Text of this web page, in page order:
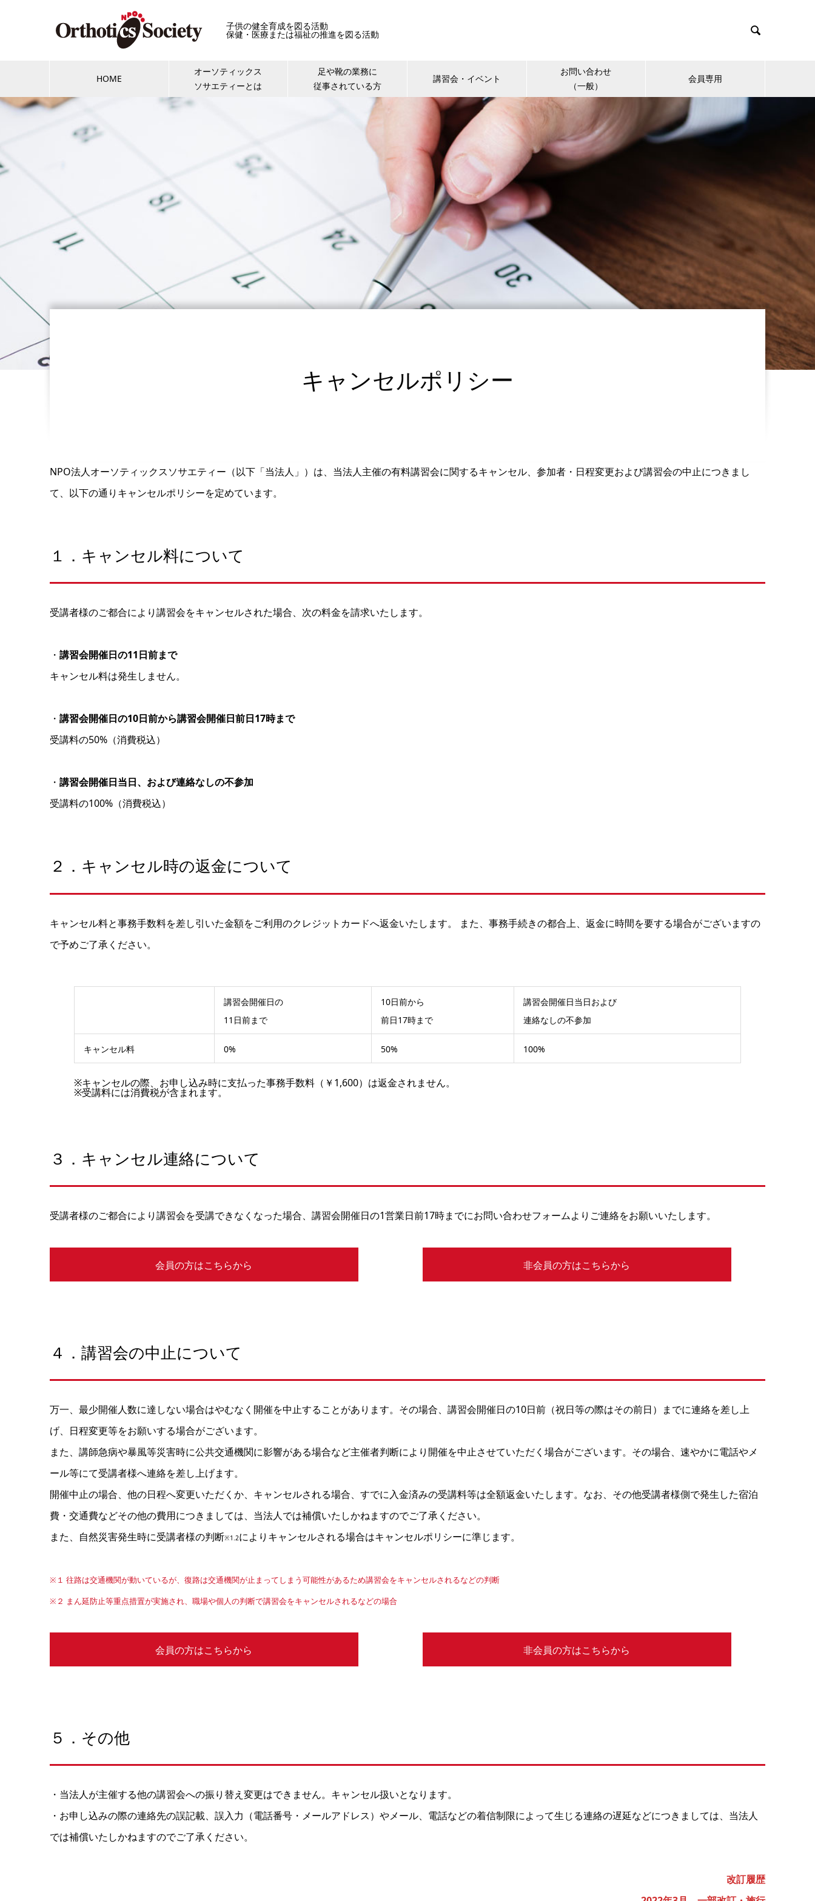
子供の健全育成を図る活動
保健・医療または福祉の推進を図る活動 
HOME
オーソティックス
ソサエティーとは
足や靴の業務に
従事されている方
講習会・イベント
お問い合わせ
（一般）
会員専用
キャンセルポリシー
NPO法人オーソティックスソサエティー（以下「当法人」）は、当法人主催の有料講習会に関するキャンセル、参加者・日程変更および講習会の中止につきまし
て、以下の通りキャンセルポリシーを定めています。
１．キャンセル料について
受講者様のご都合により講習会をキャンセルされた場合、次の料金を請求いたします。
・ 講習会開催日の11日前まで
キャンセル料は発生しません。
・ 講習会開催日の10日前から講習会開催日前日17時まで
受講料の50%（消費税込）
・ 講習会開催日当日、および連絡なしの不参加
受講料の100%（消費税込）
２．キャンセル時の返金について
キャンセル料と事務手数料を差し引いた金額をご利用のクレジットカードへ返金いたします。 また、事務手続きの都合上、返金に時間を要する場合がございますの
で予めご了承ください。
講習会開催日の
11日前まで
10日前から
前日17時まで
講習会開催日当日および
連絡なしの不参加
キャンセル料 0% 50% 100%
※キャンセルの際、お申し込み時に支払った事務手数料（￥1,600）は返金されません。
※受講料には消費税が含まれます。
３．キャンセル連絡について
受講者様のご都合により講習会を受講できなくなった場合、講習会開催日の1営業日前17時までにお問い合わせフォームよりご連絡をお願いいたします。
会員の方はこちらから 非会員の方はこちらから
４．講習会の中止について
万一、最少開催人数に達しない場合はやむなく開催を中止することがあります。その場合、講習会開催日の10日前（祝日等の際はその前日）までに連絡を差し上
げ、日程変更等をお願いする場合がございます。
また、講師急病や暴風等災害時に公共交通機関に影響がある場合など主催者判断により開催を中止させていただく場合がございます。その場合、速やかに電話やメ
ール等にて受講者様へ連絡を差し上げます。
開催中止の場合、他の日程へ変更いただくか、キャンセルされる場合、すでに入金済みの受講料等は全額返金いたします。なお、その他受講者様側で発生した宿泊
費・交通費などその他の費用につきましては、当法人では補償いたしかねますのでご了承ください。
また、自然災害発生時に受講者様の判断※1.2によりキャンセルされる場合はキャンセルポリシーに準じます。
※１ 往路は交通機関が動いているが、復路は交通機関が止まってしまう可能性があるため講習会をキャンセルされるなどの判断
※２ まん延防止等重点措置が実施され、職場や個人の判断で講習会をキャンセルされるなどの場合
会員の方はこちらから 非会員の方はこちらから
５．その他
・当法人が主催する他の講習会への振り替え変更はできません。キャンセル扱いとなります。
・お申し込みの際の連絡先の誤記載、誤入力（電話番号・メールアドレス）やメール、電話などの着信制限によって生じる連絡の遅延などにつきましては、当法人
では補償いたしかねますのでご了承ください。
改訂履歴